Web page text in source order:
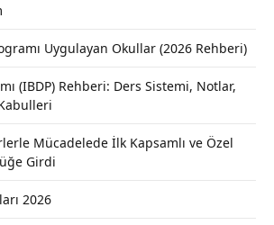
Uygulayan Okullar (2026 Rehberi)
(IBDP) Rehberi: Ders Sistemi, Notlar,
Mücadelede İlk Kapsamlı ve Özel
Girdi
2026